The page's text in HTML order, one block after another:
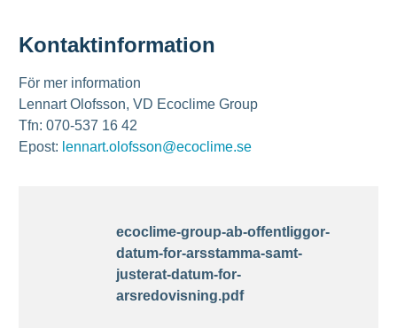
Kontaktinformation
För mer information
Lennart Olofsson, VD Ecoclime Group
Tfn: 070-537 16 42
Epost: lennart.olofsson@ecoclime.se
ecoclime-group-ab-offentliggor-
datum-for-arsstamma-samt-
justerat-datum-for-
arsredovisning.pdf